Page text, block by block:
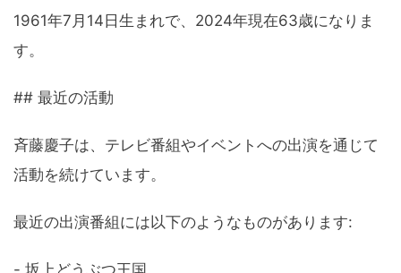
1961年7月14日生まれで、2024年現在63歳になりま
す。
## 最近の活動
斉藤慶子は、テレビ番組やイベントへの出演を通じて
活動を続けています。
最近の出演番組には以下のようなものがあります: